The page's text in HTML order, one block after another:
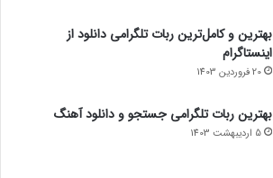
بهترین و کامل‌ترین ربات تلگرامی دانلود از
اینستاگرام
20 فروردین 1403
بهترین ربات تلگرامی جستجو و دانلود آهنگ
5 اردیبهشت 1403